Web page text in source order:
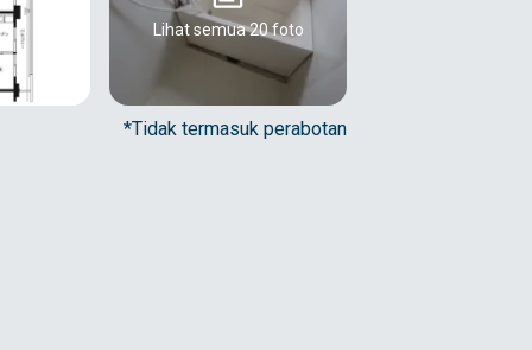
Lihat semua 20 foto
*Tidak termasuk perabotan